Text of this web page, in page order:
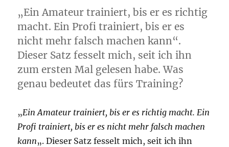
„Ein Amateur trainiert, bis er es richtig
macht. Ein Profi trainiert, bis er es
nicht mehr falsch machen kann“.
Dieser Satz fesselt mich, seit ich ihn
zum ersten Mal gelesen habe. Was
genau bedeutet das fürs Training?
„Ein Amateur trainiert, bis er es richtig macht. Ein
Profi trainiert, bis er es nicht mehr falsch machen
kann„. Dieser Satz fesselt mich, seit ich ihn